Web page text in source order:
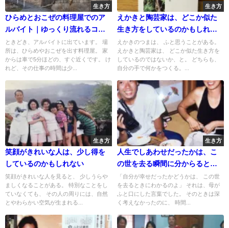
生き方
ひらめとおこぜの料理屋でのア
ルバイト｜ゆっくり流れるコー
ス料理の時間
ときどき、アルバイトに出ています。 場
所は、ひらめやおこぜを出す料理屋。 家
からは車で5分ほどの、すぐ近くです。 け
れど、その仕事の時間は少...
生き方
えかきと陶芸家は、どこか似た
生き方をしているのかもしれな
い
えかきのつまは、 ふと思うことがある。
えかきと陶芸家は、 どこか似た生き方を
しているのではないか、と。 どちらも、
自分の手で何かをつくる。...
生き方
笑顔がきれいな人は、少し得を
しているのかもしれない
笑顔がきれいな人を見ると、 少しうらや
ましくなることがある。 特別なことをし
ていなくても、 その人の周りには、自然
とやわらかい空気が生まれる...
生き方
人生でしあわせだったかは、こ
の世を去る瞬間に分からると言
ってた母
「自分が幸せだったかどうかは、 この世
を去るときにわかるのよ」 それは、母が
ふと口にした言葉でした。 そのときは深
く考えなかったのに、 時間...